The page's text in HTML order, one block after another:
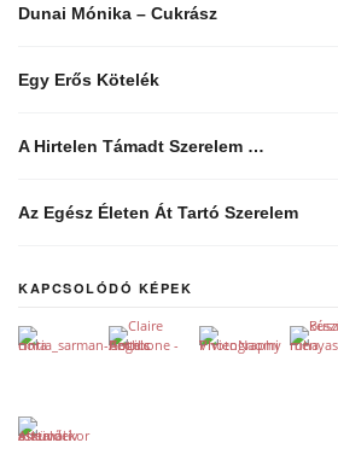
Dunai Mónika – Cukrász
Egy Erős Kötelék
A Hirtelen Támadt Szerelem …
Az Egész Életen Át Tartó Szerelem
KAPCSOLÓDÓ KÉPEK